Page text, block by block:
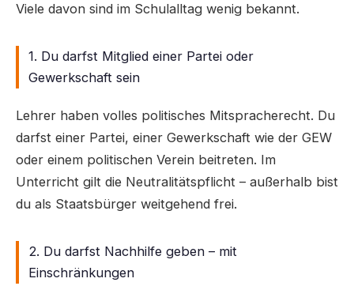
Viele davon sind im Schulalltag wenig bekannt.
1. Du darfst Mitglied einer Partei oder
Gewerkschaft sein
Lehrer haben volles politisches Mitspracherecht. Du
darfst einer Partei, einer Gewerkschaft wie der GEW
oder einem politischen Verein beitreten. Im
Unterricht gilt die Neutralitätspflicht – außerhalb bist
du als Staatsbürger weitgehend frei.
2. Du darfst Nachhilfe geben – mit
Einschränkungen